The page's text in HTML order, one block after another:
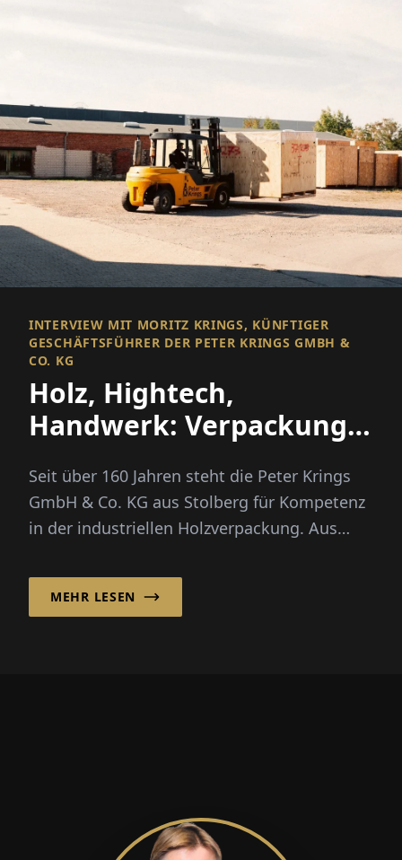
INTERVIEW MIT MORITZ KRINGS, KÜNFTIGER
GESCHÄFTSFÜHRER DER PETER KRINGS GMBH &
CO. KG
Holz, Hightech,
Handwerk: Verpackung
Erfolg
Seit über 160 Jahren steht die Peter Krings
GmbH & Co. KG aus Stolberg für Kompetenz
in der industriellen Holzverpackung. Aus
MEHR LESEN